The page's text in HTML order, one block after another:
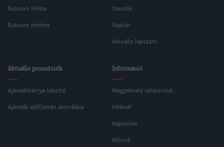
Rubicon Próba
Rubicon Intézet
Szerzők
Naptár
Aktuális lapszám
Aktuális promóciók
Ajándékkártya készítő
Ajándék előfizetés aktiválása
Információ
Megjelenési időpontok
Hírlevél
Kapcsolat
Rólunk